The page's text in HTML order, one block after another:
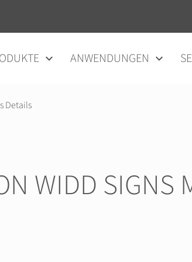
ANWENDUNGEN
Details
WIDD SIGNS